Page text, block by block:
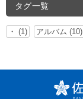
タグ一覧
・ (1) アルバム (10)